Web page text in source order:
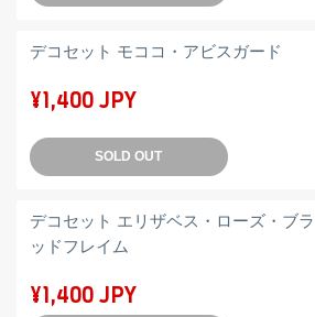
デコセット モココ・アビスガード
¥1,400 JPY
SOLD OUT
デコセット エリザベス・ローズ・ブラ
ッドフレイム
¥1,400 JPY